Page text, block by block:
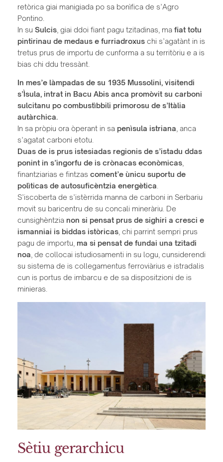
retòrica giai manigiada po sa bonìfica de s’Agro
Pontino.
In su Sulcis, giai ddoi fiant pagu tzitadinas, ma fiat totu
pintirinau de medaus e furriadroxus chi s’agatànt in is
tretus prus de importu de cunforma a su territòriu e a is
bias chi ddu tressànt.
In mes’e làmpadas de su 1935 Mussolini, visitendi
s’Ìsula, intrat in Bacu Abis anca promòvit su carboni
sulcitanu po combustìbbili primorosu de s’Itàlia
autàrchica.
In sa pròpiu ora òperant in sa penìsula istriana , anca
s’agatat carboni etotu.
Duas de is prus istesiadas regionis de s’istadu ddas
ponint in s’ingorfu de is crònacas econòmicas,
finantziarias e fintzas coment’e ùnicu suportu de
polìticas de autosuficèntzia energètica
S’iscoberta de s’istèrrida manna de carboni in Serbariu
movit su baricentru de su concali mineràriu. De
cunsighèntzia non si pensat prus de sighiri a cresci e
ismanniai is biddas istòricas, chi parrint sempri prus
pagu de importu, ma si pensat de fundai una tzitadi
noa , de collocai istudiosamenti in su logu, cunsiderendi
su sistema de is collegamentus ferroviàrius e istradalis
cun is portus de imbarcu e de sa dispositzioni de is
minieras.
Sètiu gerarchicu